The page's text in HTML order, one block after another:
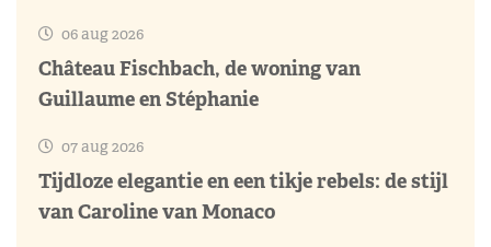
06 aug 2026
Château Fischbach, de woning van
Guillaume en Stéphanie
07 aug 2026
Tijdloze elegantie en een tikje rebels: de stijl
van Caroline van Monaco